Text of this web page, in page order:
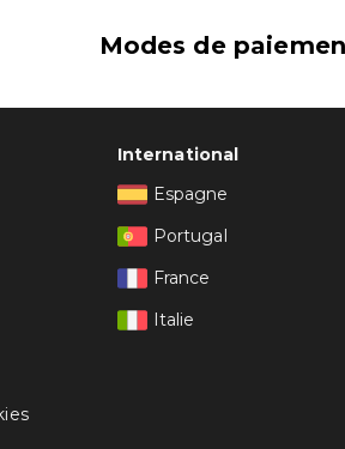
Modes de
International
Espagne
Portugal
France
Italie